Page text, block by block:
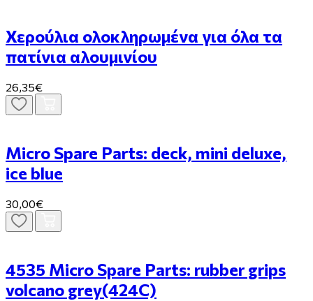
Χερούλια ολοκληρωμένα για όλα τα
πατίνια αλουμινίου
26,35€
Micro Spare Parts: deck, mini deluxe,
ice blue
30,00€
4535 Micro Spare Parts: rubber grips
volcano grey(424C)